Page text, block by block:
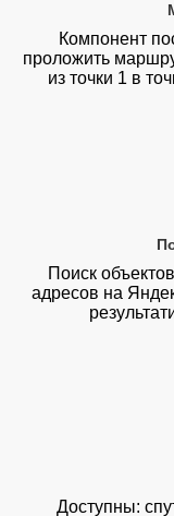
Компонент
проложить
из точки 1 в
Поиск
адресов на
Доступны: